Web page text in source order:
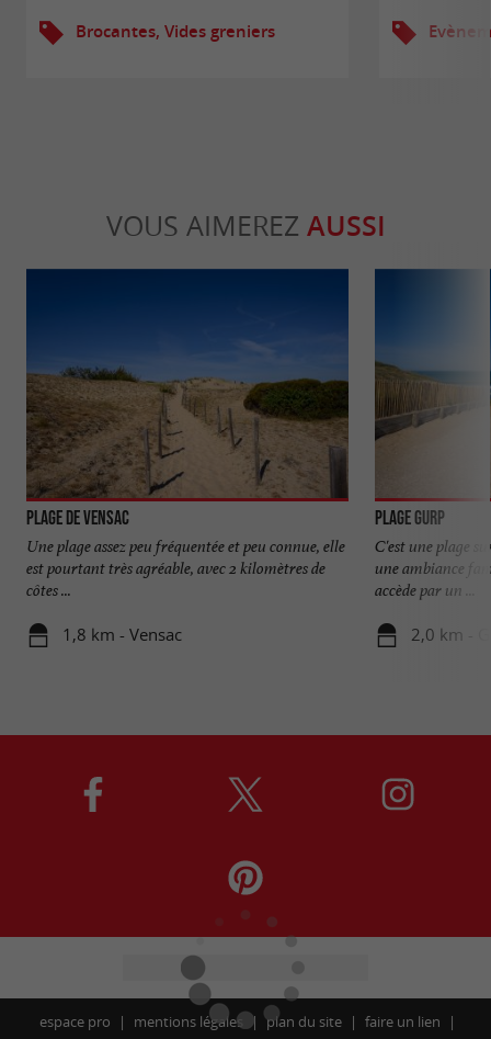
Brocantes, Vides greniers
VOUS AIMEREZ AUSSI
Plage de Vensac
Une plage assez peu fréquentée et peu connue, elle
est pourtant très agréable, avec 2 kilomètres de
côtes ...
1,8 km - Vensac
Plage Gurp
C'est une plage
une ambiance
accède par un ...
2,0 km -
espace pro mentions légales plan du site faire un lien